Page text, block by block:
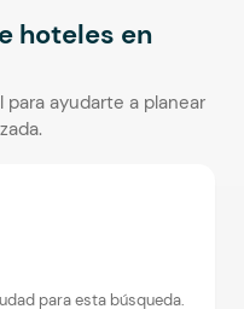
hoteles en
ayudarte a planear
para esta búsqueda.